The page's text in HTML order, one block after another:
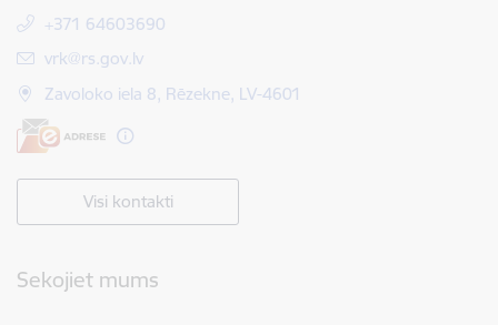
+371 64603690
E-pasts:
vrk@rs.gov.lv
Zavoloko iela 8, Rēzekne, LV-4601
Visi kontakti
Sekojiet mums